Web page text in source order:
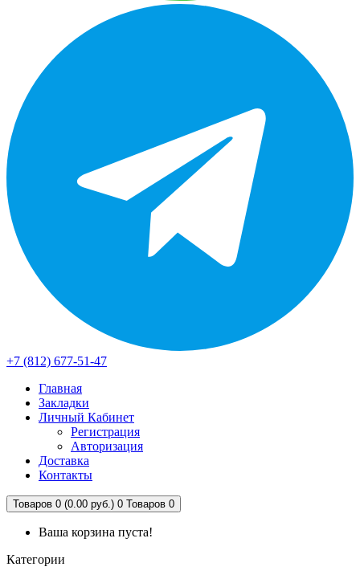
+7 (812) 677-51-47
Главная
Закладки
Личный Кабинет
Регистрация
Авторизация
Доставка
Контакты
Товаров 0 (0.00 руб.) 0 Товаров 0
Ваша корзина пуста!
Категории